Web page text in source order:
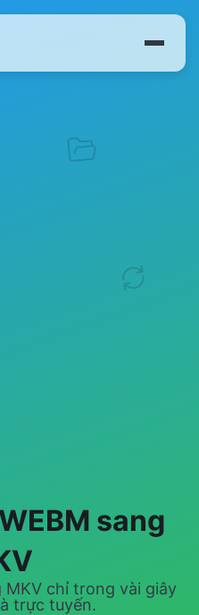
sang
MKV chỉ trong vài giây
trực tuyến.